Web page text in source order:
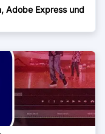
Adobe Express und